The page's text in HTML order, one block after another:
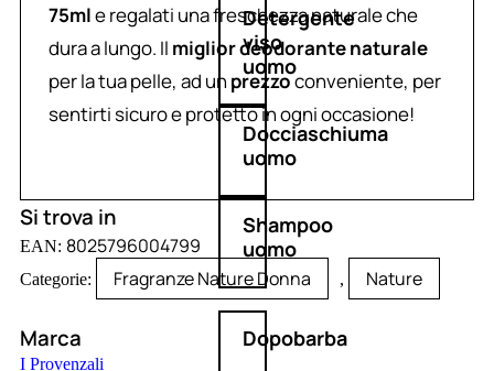
Detergente
viso
uomo
Docciaschiuma
uomo
Shampoo
uomo
Dopobarba
75mle regalati una freschezza naturale che
dura a lungo. Il miglior deodorante naturale
per la tua pelle, ad un prezzoconveniente, per
sentirti sicuro e protetto in ogni occasione!
Si trova in
EAN: 8025796004799
Categorie: Fragranze Nature Donna , Nature
Marca
I Provenzali